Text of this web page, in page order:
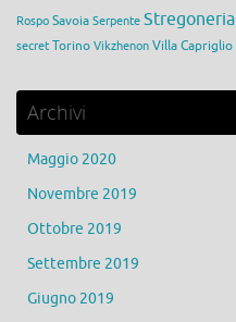
Rospo Savoia Serpente Stregoneria
secret Torino Vikzhenon Villa Capriglio
Archivi
Maggio 2020
Novembre 2019
Ottobre 2019
Settembre 2019
Giugno 2019